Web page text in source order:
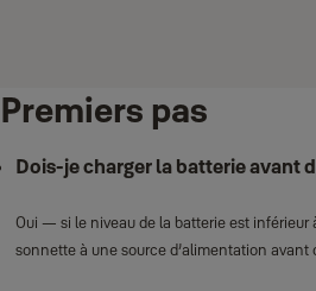
Premiers pas
Dois‑je charger la batterie avant
Oui — si le niveau de la batterie est
sonnette à une source d’alimentation avant